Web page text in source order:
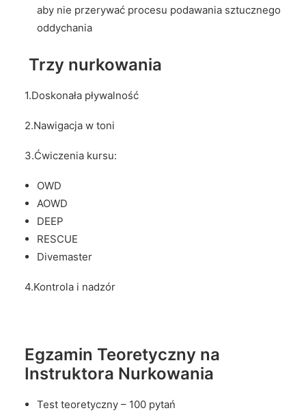
aby nie przerywać procesu podawania sztucznego
oddychania
Trzy nurkowania
1.Doskonała pływalność
2.Nawigacja w toni
3.Ćwiczenia kursu:
OWD
AOWD
DEEP
RESCUE
Divemaster
4.Kontrola i nadzór
Egzamin Teoretyczny na
Instruktora Nurkowania
Test teoretyczny – 100 pytań